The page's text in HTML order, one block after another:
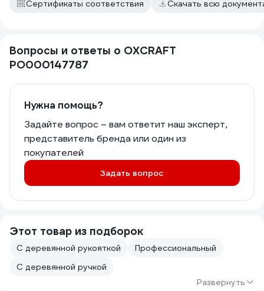
Сертификаты соответствия Скачать всю
Вопросы и ответы о OXCRAFT
PO000147787
Нужна помощь?
Задайте вопрос – вам ответит наш эксперт,
представитель бренда или один из
покупателей
Задать вопрос
Этот товар из подборок
С деревянной рукояткой
Профессиональный
С деревянной ручкой
Развернуть